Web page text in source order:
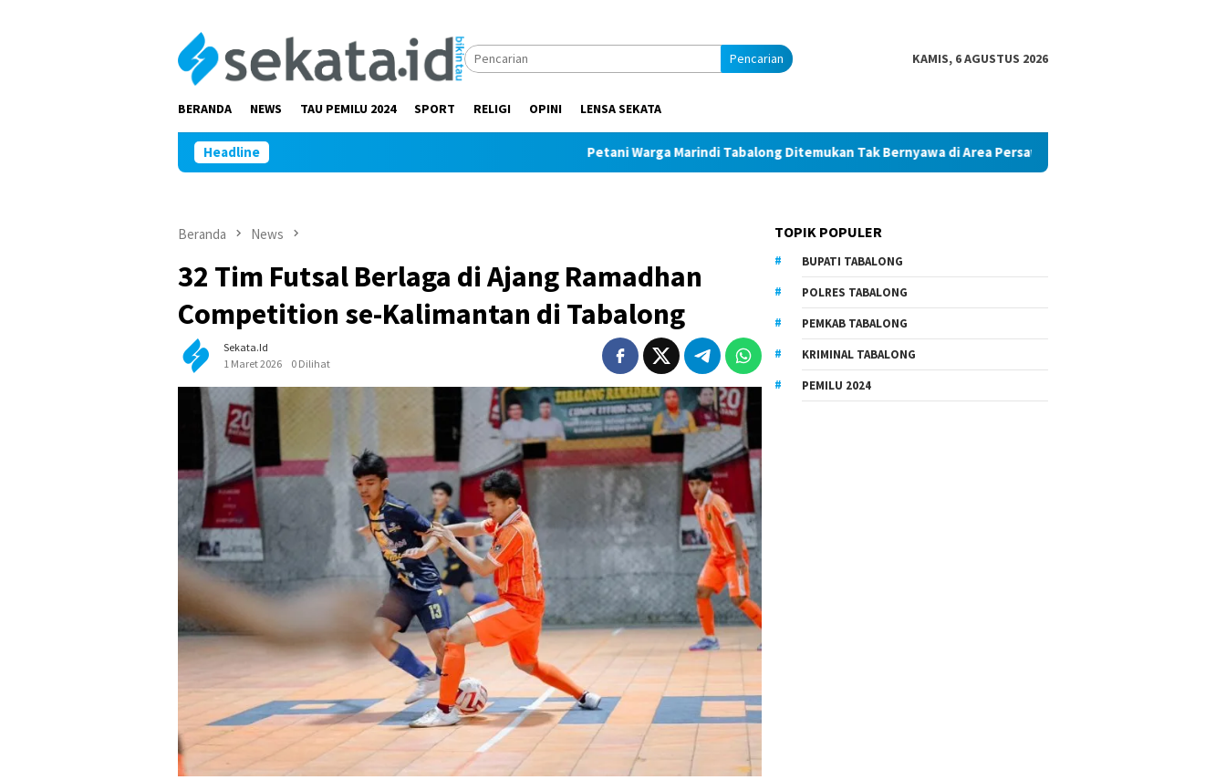
Pencarian KAMIS, 6 AGUSTUS 2026
BERANDA NEWS TAU PEMILU 2024 SPORT RELIGI OPINI LENSA SEKATA
Headline Petani Warga Marindi Tabalong Ditemukan Tak Bernyawa di Area Persawahan
Beranda News
32 Tim Futsal Berlaga di Ajang Ramadhan
Competition se-Kalimantan di Tabalong
Sekata.id
1 Maret 2026
0 Dilihat
TOPIK POPULER
BUPATI TABALONG
POLRES TABALONG
PEMKAB TABALONG
KRIMINAL TABALONG
PEMILU 2024